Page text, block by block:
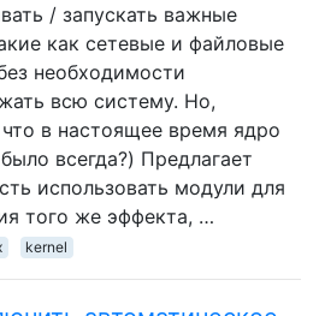
/ запускать важные
как сетевые и файловые
необходимости
всю систему. Но,
в настоящее время ядро
всегда?) Предлагает
использовать модули для
того же эффекта, …
kernel